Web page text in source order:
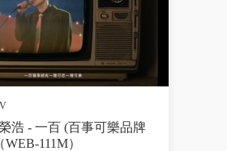
浩 - 一百 (百事可樂品牌
111M）